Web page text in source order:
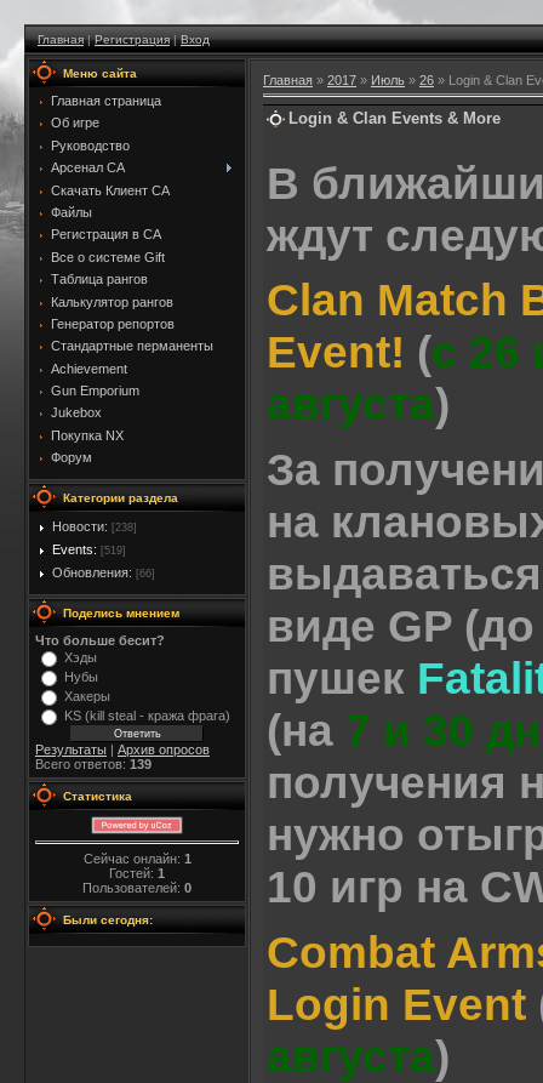
Главная|Регистрация|Вход
Меню сайта
Главная страница
Об игре
Руководство
Арсенал CA
Скачать Клиент CA
Файлы
Регистрация в CA
Все о системе Gift
Таблица рангов
Калькулятор рангов
Генератор репортов
Стандартные перманенты
Achievement
Gun Emporium
Jukebox
Покупка NX
Форум
Категории раздела
Новости: [238]
Events: [519]
Обновления: [66]
Поделись мнением
Что больше бесит?
Хэды
Нубы
Хакеры
KS (kill steal - кража фрага)
Результаты | Архив опросов
Всего ответов: 139
Статистика
Сейчас онлайн: 1
Гостей: 1
Пользователей: 0
Были сегодня:
Главная » 2017 » Июль » 26 » Login & Clan
Login & Clan Events & More
В
ждут
Clan Match
Event! (с 26
августа)
За
на
виде GP
пушек
(на 7 и 30
получения
нужно
10 игр на
Combat
Login Event
августа)